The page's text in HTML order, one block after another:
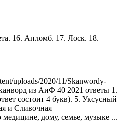
16. Апломб. 17. Лоск. 18.
uploads/2020/11/Skanwordy-
из АиФ 40 2021 ответы 1.
состоит 4 букв). 5. Уксусный
и Сливочная